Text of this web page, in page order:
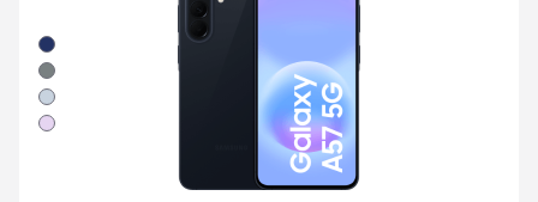
Bleu
nuit
Gris
Bleu
clair
Lavande